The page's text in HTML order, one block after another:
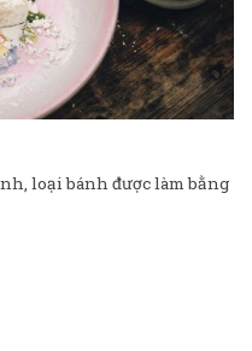
loại bánh được làm bằng